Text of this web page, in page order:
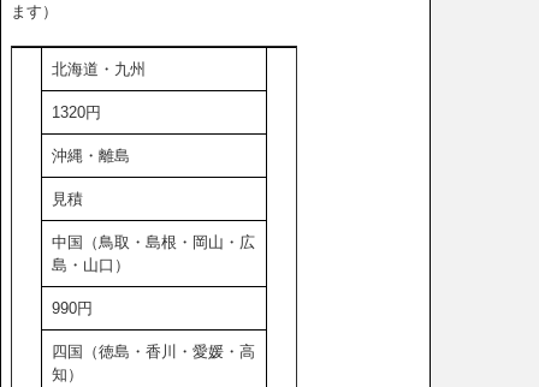
ます）
北海道・九州
1320円
沖縄・離島
見積
中国（鳥取・島根・岡山・広
島・山口）
990円
四国（徳島・香川・愛媛・高
知）